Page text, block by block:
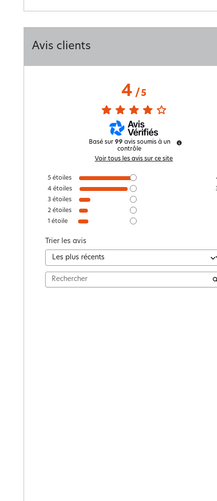
Avis clients
4/ 5
Basé sur 99 avis soumis à un
contrôle
Voir tous les avis sur ce site
5 étoiles
4 étoiles
3 étoiles
2 étoiles
1 étoile
Trier les avis